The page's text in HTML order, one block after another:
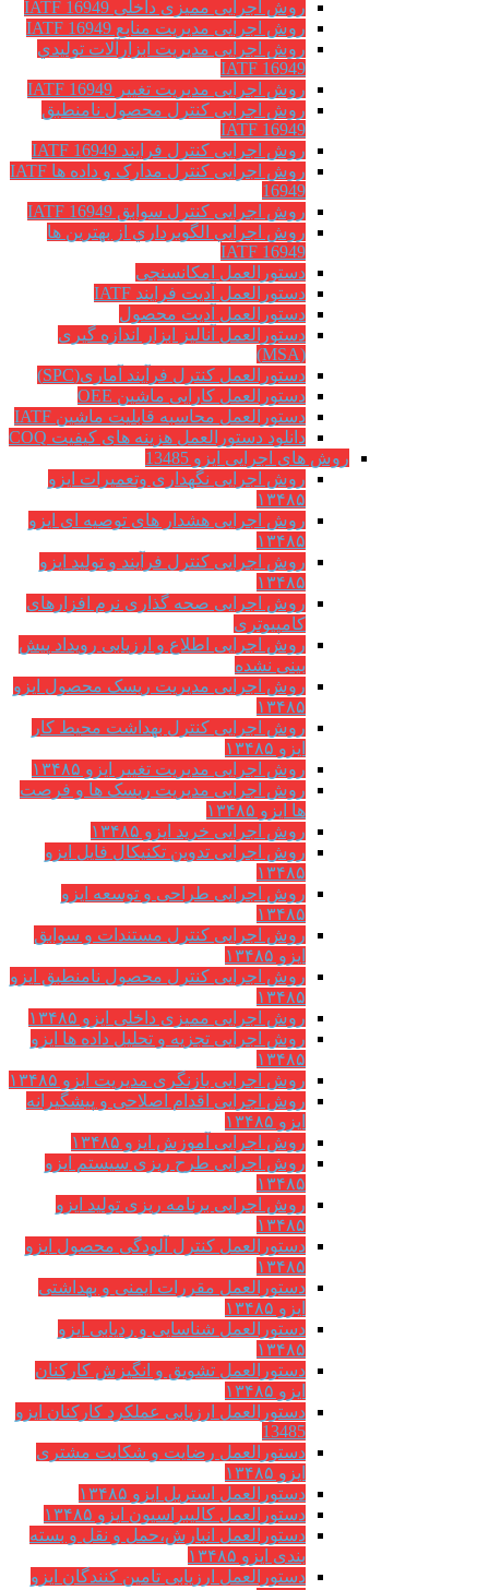
روش اجرایی ممیزی داخلی IATF 16949
روش اجرایی مدیریت منابع IATF 16949
روش اجرایی مديريت ابزارآلات توليدي
IATF 16949
روش اجرایی مدیریت تغییر IATF 16949
روش اجرایی کنترل محصول نامنطبق
IATF 16949
روش اجرایی کنترل فرایند IATF 16949
روش اجرایی کنترل مدارک و داده ها IATF
16949
روش اجرایی کنترل سوابق IATF 16949
روش اجرايي الگوبرداري از بهترين ها
IATF 16949
دستورالعمل امکانسنجی
دستورالعمل آدیت فرایند IATF
دستورالعمل آدیت محصول
دستورالعمل آنالیز ابزار اندازه گیری
(MSA)
دستورالعمل کنترل فرآیند آماری(SPC)
دستورالعمل کارایی ماشین OEE
دستورالعمل محاسبه قابلیت ماشین IATF
دانلود دستورالعمل هزینه های کیفیت COQ
روش های اجرایی ایزو 13485
روش اجرایی نگهداری وتعمیرات ایزو
۱۳۴۸۵
روش اجرایی هشدار های توصیه ای ایزو
۱۳۴۸۵
روش اجرایی کنترل فرآیند و تولید ایزو
۱۳۴۸۵
روش اجرایی صحه گذاری نرم افزارهای
کامپیوتری
روش اجرایی اطلاع و ارزیابی رویداد پیش
بینی نشده
روش اجرایی مدیریت ریسک محصول ایزو
۱۳۴۸۵
روش اجرایی کنترل بهداشت محیط کار
ایزو ۱۳۴۸۵
روش اجرایی مدیریت تغییر ایزو ۱۳۴۸۵
روش اجرایی مدیریت ریسک ها و فرصت
ها ایزو ۱۳۴۸۵
روش اجرایی خرید ایزو ۱۳۴۸۵
روش اجرایی تدوین تکنیکال فایل ایزو
۱۳۴۸۵
روش اجرایی طراحی و توسعه ایزو
۱۳۴۸۵
روش اجرایی کنترل مستندات و سوابق
ایزو ۱۳۴۸۵
روش اجرایی کنترل محصول نامنطبق ایزو
۱۳۴۸۵
روش اجرایی ممیزی داخلی ایزو ۱۳۴۸۵
روش اجرایی تجزیه و تحلیل داده ها ایزو
۱۳۴۸۵
روش اجرایی بازنگری مدیریت ایزو ۱۳۴۸۵
روش اجرایی اقدام اصلاحی و پیشگیرانه
ایزو ۱۳۴۸۵
روش اجرایی آموزش ایزو ۱۳۴۸۵
روش اجرایی طرح ریزی سیستم ایزو
۱۳۴۸۵
روش اجرایی برنامه ریزی تولید ایزو
۱۳۴۸۵
دستورالعمل کنترل آلودگی محصول ایزو
۱۳۴۸۵
دستورالعمل مقررات ایمنی و بهداشتی
ایزو ۱۳۴۸۵
دستورالعمل شناسایی و ردیابی ایزو
۱۳۴۸۵
دستورالعمل تشویق و انگیزش کارکنان
ایزو ۱۳۴۸۵
دستورالعمل ارزیابی عملکرد کارکنان ایزو
13485
دستورالعمل رضایت و شکایت مشتری
ایزو ۱۳۴۸۵
دستورالعمل استریل ایزو ۱۳۴۸۵
دستورالعمل کالیبراسیون ایزو ۱۳۴۸۵
دستورالعمل انبارش،حمل و نقل و بسته
بندی ایزو ۱۳۴۸۵
دستورالعمل ارزیابی تامین کنندگان ایزو